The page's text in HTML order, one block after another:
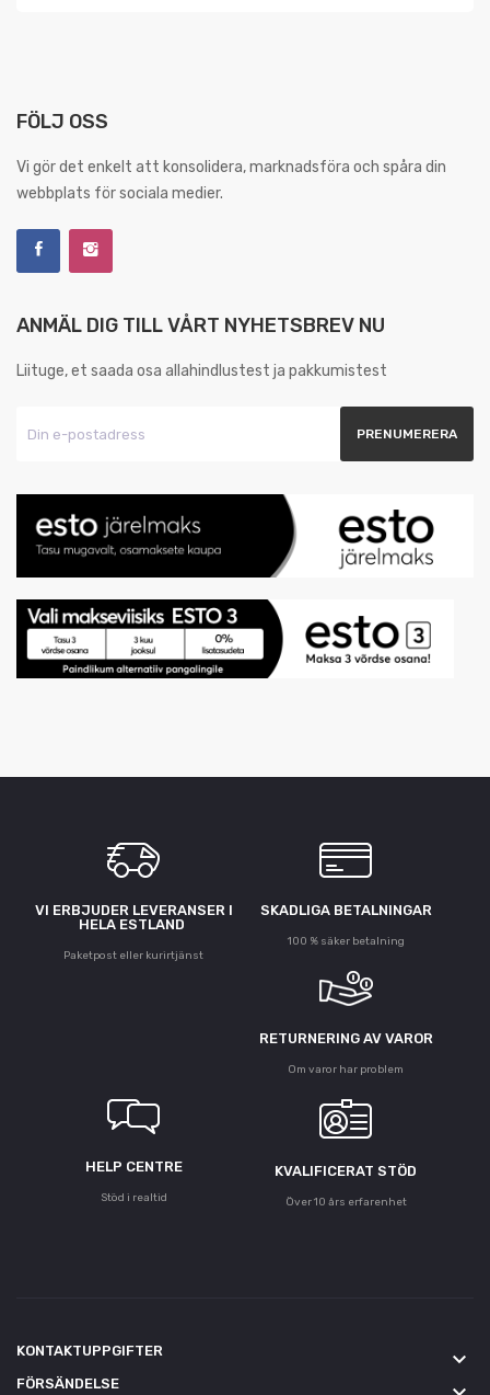
FÖLJ OSS
Vi gör det enkelt att konsolidera, marknadsföra och spåra din
webbplats för sociala medier.
ANMÄL DIG TILL VÅRT NYHETSBREV NU
Liituge, et saada osa allahindlustest ja pakkumistest
VI ERBJUDER LEVERANSER I
HELA ESTLAND
Paketpost eller kurirtjänst
SKADLIGA BETALNINGAR
100 % säker betalning
RETURNERING AV VAROR
Om varor har problem
HELP CENTRE
Stöd i realtid
KVALIFICERAT STÖD
Över 10 års erfarenhet
KONTAKTUPPGIFTER keyboard_arrow_down
FÖRSÄNDELSE